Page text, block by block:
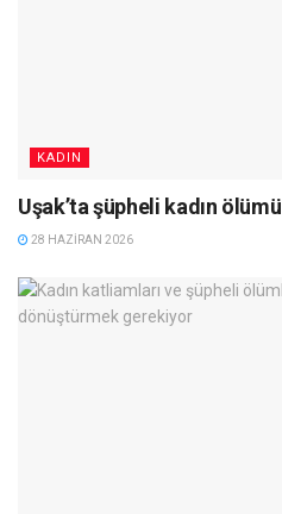
KADIN
Uşak’ta şüpheli kadın ölümü
28 HAZIRAN 2026